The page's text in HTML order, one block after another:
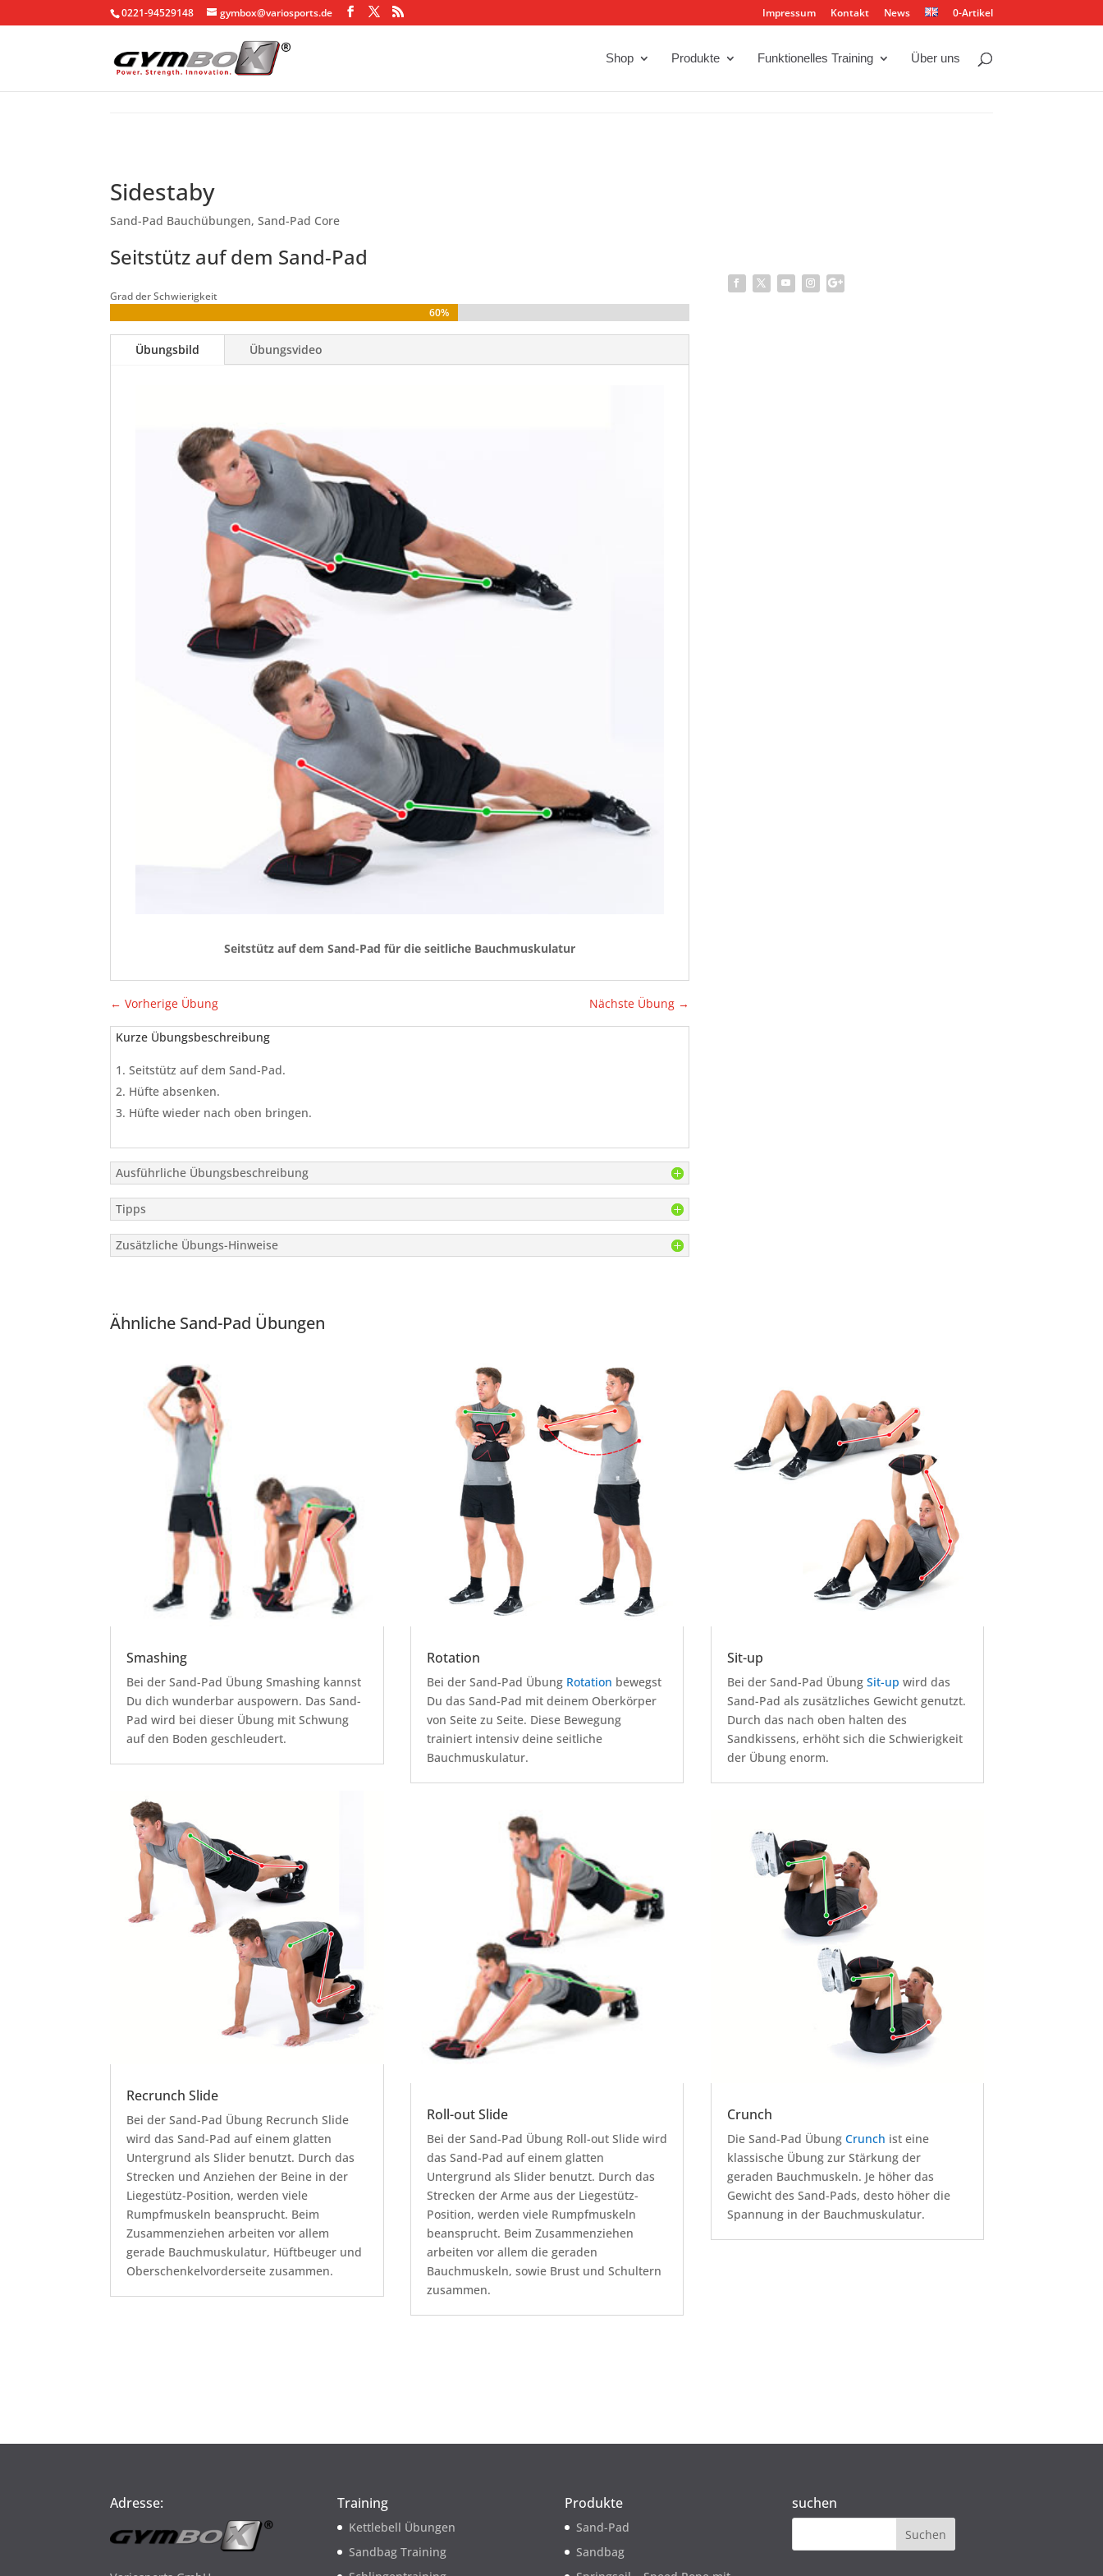
0221-94529148 gymbox@variosports.de Impressum Kontakt News 0-Artikel
Shop Produkte Funktionelles Training Über uns
Sidestaby
Sand-Pad Bauchübungen,Sand-Pad Core
Seitstütz auf dem Sand-Pad
Grad der Schwierigkeit
60%
60%
Übungsbild Übungsvideo
Seitstütz auf dem Sand-Pad für die seitliche Bauchmuskulatur
←Vorherige Übung Nächste Übung →
Kurze Übungsbeschreibung
Seitstütz auf dem Sand-Pad.
Hüfte absenken.
Hüfte wieder nach oben bringen.
Ausführliche Übungsbeschreibung
Tipps
Zusätzliche Übungs-Hinweise
Ähnliche Sand-Pad Übungen
Smashing
Bei der Sand-Pad Übung Smashing kannst
Du dich wunderbar auspowern. Das Sand-
Pad wird bei dieser Übung mit Schwung
auf den Boden geschleudert.
Recrunch Slide
Bei der Sand-Pad Übung Recrunch Slide
wird das Sand-Pad auf einem glatten
Untergrund als Slider benutzt. Durch das
Strecken und Anziehen der Beine in der
Liegestütz-Position, werden viele
Rumpfmuskeln beansprucht. Beim
Zusammenziehen arbeiten vor allem
gerade Bauchmuskulatur, Hüftbeuger und
Oberschenkelvorderseite zusammen.
Rotation
Bei der Sand-Pad Übung Rotation bewegst
Du das Sand-Pad mit deinem Oberkörper
von Seite zu Seite. Diese Bewegung
trainiert intensiv deine seitliche
Bauchmuskulatur.
Roll-out Slide
Bei der Sand-Pad Übung Roll-out Slide wird
das Sand-Pad auf einem glatten
Untergrund als Slider benutzt. Durch das
Strecken der Arme aus der Liegestütz-
Position, werden viele Rumpfmuskeln
beansprucht. Beim Zusammenziehen
arbeiten vor allem die geraden
Bauchmuskeln, sowie Brust und Schultern
zusammen.
Sit-up
Bei der Sand-Pad Übung Sit-up wird das
Sand-Pad als zusätzliches Gewicht genutzt.
Durch das nach oben halten des
Sandkissens, erhöht sich die Schwierigkeit
der Übung enorm.
Crunch
Die Sand-Pad Übung Crunch ist eine
klassische Übung zur Stärkung der
geraden Bauchmuskeln. Je höher das
Gewicht des Sand-Pads, desto höher die
Spannung in der Bauchmuskulatur.
Adresse: Training
Kettlebell Übungen
Sandbag Training
Produkte
Sand-Pad
Sandbag
suchen